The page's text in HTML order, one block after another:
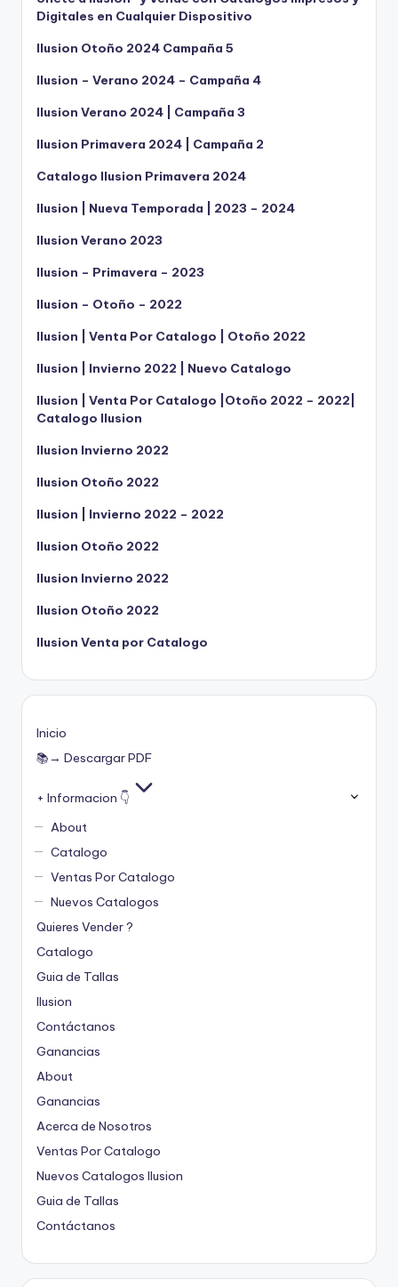
Digitales en Cualquier Dispositivo
Ilusion Otoño 2024 Campaña 5
Ilusion – Verano 2024 – Campaña 4
Ilusion Verano 2024 | Campaña 3
Ilusion Primavera 2024 | Campaña 2
Catalogo Ilusion Primavera 2024
Ilusion | Nueva Temporada | 2023 – 2024
Ilusion Verano 2023
Ilusion – Primavera – 2023
Ilusion – Otoño – 2022
Ilusion | Venta Por Catalogo | Otoño 2022
Ilusion | Invierno 2022 | Nuevo Catalogo
Ilusion | Venta Por Catalogo |Otoño 2022 – 2022|
Catalogo Ilusion
Ilusion Invierno 2022
Ilusion Otoño 2022
Ilusion | Invierno 2022 – 2022
Ilusion Otoño 2022
Ilusion Invierno 2022
Ilusion Otoño 2022
Ilusion Venta por Catalogo
Inicio
📚→ Descargar PDF
+ Informacion 👇
About
Catalogo
Ventas Por Catalogo
Nuevos Catalogos
Quieres Vender ?
Catalogo
Guia de Tallas
Ilusion
Contáctanos
Ganancias
About
Ganancias
Acerca de Nosotros
Ventas Por Catalogo
Nuevos Catalogos Ilusion
Guia de Tallas
Contáctanos